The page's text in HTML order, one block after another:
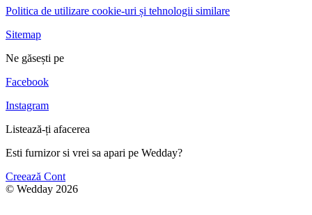
Politica de utilizare cookie-uri și tehnologii similare
Sitemap
Ne găsești pe
Facebook
Instagram
Listează-ți afacerea
Esti furnizor si vrei sa apari pe Wedday?
Creează Cont
© Wedday 2026